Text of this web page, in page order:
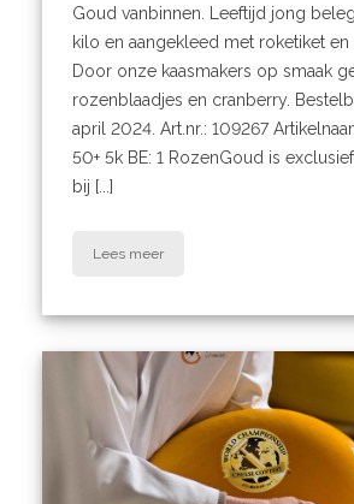
Goud vanbinnen. Leeftijd jong
kilo en aangekleed met roketiket
Door onze kaasmakers op smaak
rozenblaadjes en cranberry.
april 2024. Art.nr.: 109267
50+ 5k BE: 1 RozenGoud is
bij [...]
Lees meer